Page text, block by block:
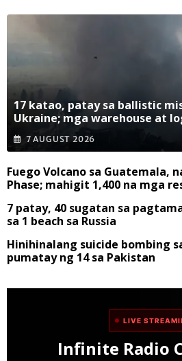
17 katao, patay sa ballistic
Ukraine; mga warehouse at
7 AUGUST 2026
Fuego Volcano sa Guatemala,
Phase; mahigit 1,400 na mga
7 patay, 40 sugatan sa
sa 1 beach sa Russia
Hinihinalang suicide bombing
pumatay ng 14 sa Pakistan
LIVE
Infinite Radio